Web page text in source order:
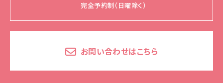
完全予約制（日曜除く）
お問い合わせはこちら